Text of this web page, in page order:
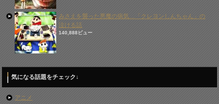
みさえを襲った悪魔の病気…「クレヨンしんちゃん」の
泣ける話
140,888ビュー
気になる話題をチェック↓
アニメ